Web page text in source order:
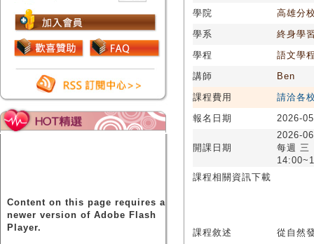
Content on this page requires a
newer version of Adobe Flash
Player.
學院
高雄分
學系
終身學
學程
語文學
講師
Ben
課程費用
請洽各
報名日期
2026-
開課日期
2026-
每週 三
課程相關資訊下載
課程敘述 從自然